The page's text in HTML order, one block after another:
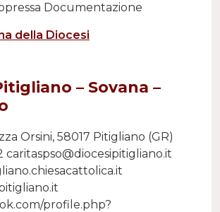
Documentazione
della Diocesi
– Sovana –
Orsini, 58017 Pitigliano (GR)
caritaspso@diocesipitigliano.it
profile.php?